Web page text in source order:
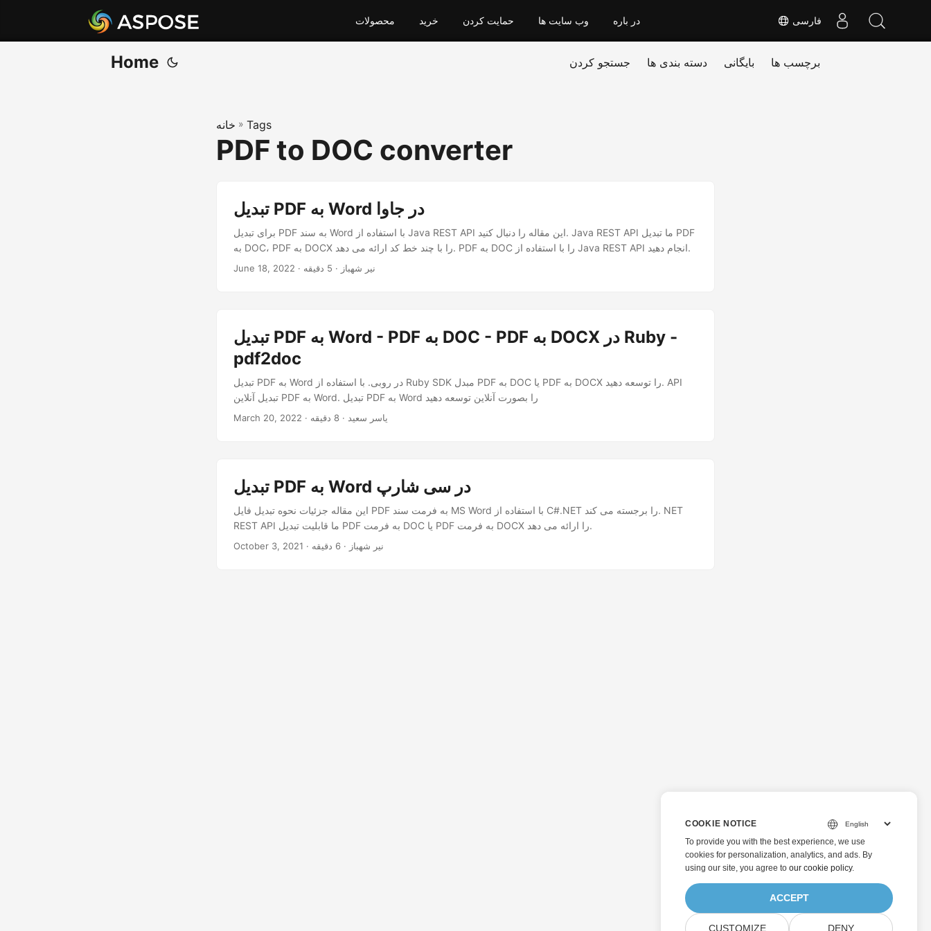
فارسی محصولات خرید حمایت کردن وب سایت ها در باره
Home جستجو کردن دسته بندی ها بایگانی برچسب ها
خانه » Tags
PDF to DOC converter
تبدیل PDF به Word در جاوا
برای تبدیل PDF به سند Word با استفاده از Java REST API این مقاله را دنبال کنید. Java REST API ما تبدیل PDF
به DOC، PDF به DOCX را با چند خط کد ارائه می دهد. PDF به DOC را با استفاده از Java REST API انجام دهید.
June 18, 2022 · نیر شهباز · 5 دقیقه
تبدیل PDF به Word - PDF به DOC - PDF به DOCX در Ruby -
pdf2doc
تبدیل PDF به Word در روبی. با استفاده از Ruby SDK مبدل PDF به DOC یا PDF به DOCX را توسعه دهید. API
تبدیل آنلاین PDF به Word. تبدیل PDF به Word را بصورت آنلاین توسعه دهید
March 20, 2022 · یاسر سعید · 8 دقیقه
تبدیل PDF به Word در سی شارپ
این مقاله جزئیات نحوه تبدیل فایل PDF به فرمت سند MS Word با استفاده از C#.NET را برجسته می کند. NET
REST API ما قابلیت تبدیل PDF به فرمت DOC یا PDF به فرمت DOCX را ارائه می دهد.
October 3, 2021 · نیر شهباز · 6 دقیقه
COOKIE NOTICE
To provide you with the best experience, we use
cookies for personalization, analytics, and ads. By
using our site, you agree to our cookie policy.
ACCEPT
CUSTOMIZE DENY